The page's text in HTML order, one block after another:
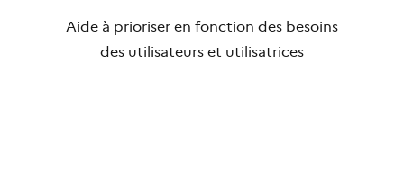
Aide à prioriser en fonction des besoins
des utilisateurs et utilisatrices